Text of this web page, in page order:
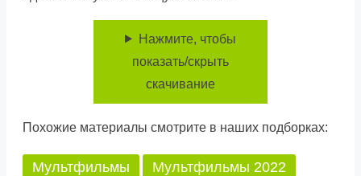
Нажмите, чтобы
показать/скрыть
скачивание
Похожие материалы смотрите в наших подборках:
Мультфильмы Мультфильмы 2022